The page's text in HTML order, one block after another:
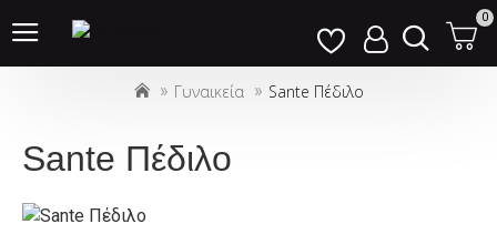
Αυτός
ο
ένα
σύστημα
προσβασιμότητας.
0
Γυναικεία Sante Πέδιλο
Sante Πέδιλο